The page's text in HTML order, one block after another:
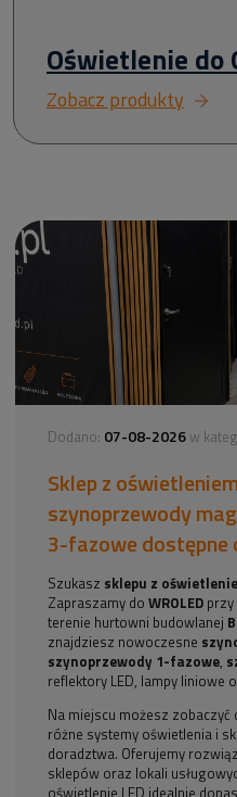
Oświetlenie do
Zobacz produkty
Dodano: 07-08-2026 w
Sklep z
szynoprzewody
3-fazowe dostępne
Szukasz sklepu z
Zapraszamy doWROLED przy
terenie hurtowni budowlanej
znajdziesz nowoczesne
szynoprzewody 1-fazowe,
reflektory LED, lampy liniowe
Na miejscu możesz zobaczyć
różne systemy oświetlenia i
doradztwa. Oferujemy
sklepów oraz lokali